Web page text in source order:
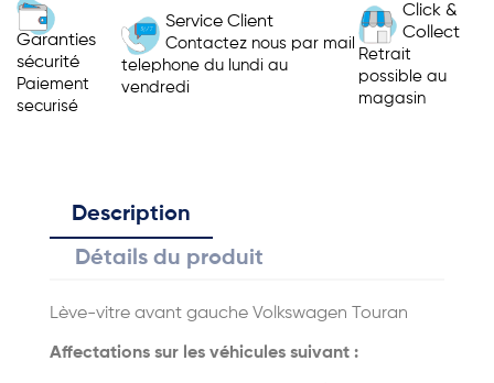
Garanties
sécurité
Paiement
securisé
Service Client
Contactez nous par mail
telephone du lundi au
vendredi
Click &
Collect
Retrait
possible au
magasin
Description
Détails du produit
Lève-vitre avant gauche Volkswagen Touran
Affectations sur les véhicules suivant :